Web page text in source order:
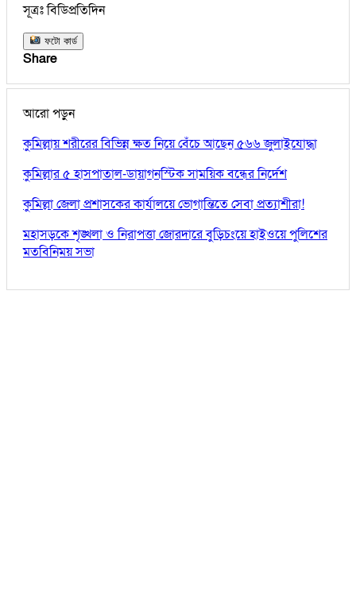
সূত্রঃ বিডিপ্রতিদিন
ফটো কার্ড
Share
আরো পড়ুন
কুমিল্লায় শরীরের বিভিন্ন ক্ষত নিয়ে বেঁচে আছেন ৫৬৬ জুলাইযোদ্ধা
কুমিল্লার ৫ হাসপাতাল-ডায়াগনস্টিক সাময়িক বন্ধের নির্দেশ
কুমিল্লা জেলা প্রশাসকের কার্যালয়ে ভোগান্তিতে সেবা প্রত্যাশীরা!
মহাসড়কে শৃঙ্খলা ও নিরাপত্তা জোরদারে বুড়িচংয়ে হাইওয়ে পুলিশের
মতবিনিময় সভা